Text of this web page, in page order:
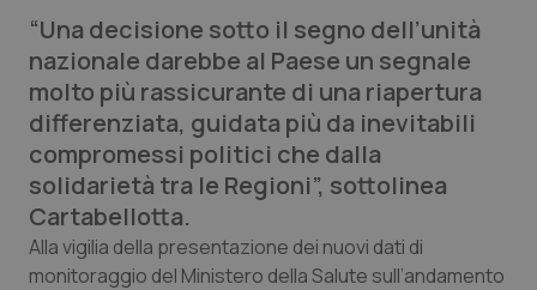
Lettere al direttore
Edizioni Regionali
QS Pro
Professionisti Sanitari.AI
Abruzzo
QS Pro Gold
“Una decisione sotto il segno dell’unità
nazionale darebbe al Paese un segnale
molto più rassicurante di una riapertura
differenziata, guidata più da inevitabili
compromessi politici che dalla
solidarietà tra le Regioni”, sottolinea
Cartabellotta.
Alla vigilia della presentazione dei nuovi dati di
monitoraggio del Ministero della Salute sull’andamento